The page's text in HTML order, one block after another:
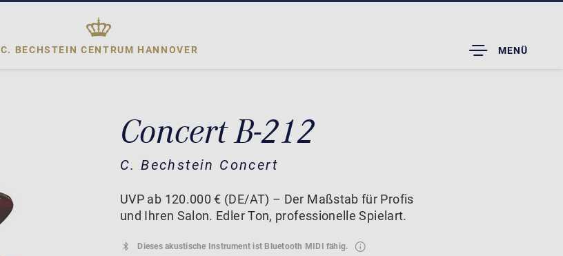
C. BECHSTEIN CENTRUM HANNOVER
TOGGLE
DROPDOWN
MENÜ
Concert B-212
C. Bechstein Concert
UVP ab 120.000 € (DE/AT) – Der Maßstab für Profis
und Ihren Salon. Edler Ton, professionelle Spielart.
Dieses akustische Instrument ist Bluetooth MIDI fähig.